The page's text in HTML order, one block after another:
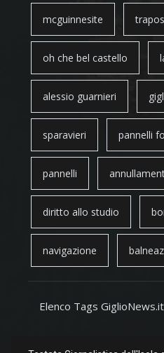
mcguinnesite
oh che bel castello
alessio guarnieri
sparavieri pannelli
pannelli
diritto allo studio
navigazione
Elenco Tags GiglioNews.it